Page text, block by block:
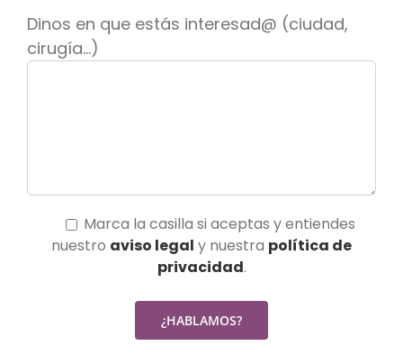
Dinos en que estás interesad@ (ciudad,
cirugía...)
Marca la casilla si aceptas y entiendes
nuestro aviso legal y nuestra política de
privacidad.